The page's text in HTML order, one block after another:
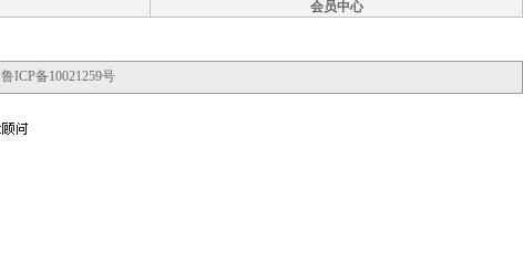
会员中心
鲁ICP备10021259号